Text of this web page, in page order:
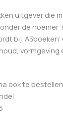
uitgever die
de noemer
bij
vormgeving
ook te